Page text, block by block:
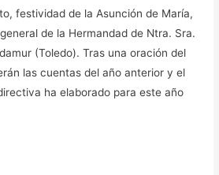
festividad de la Asunción de María,
de la Hermandad de Ntra. Sra.
(Toledo). Tras una oración del
las cuentas del año anterior y el
ha elaborado para este año